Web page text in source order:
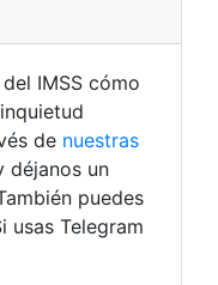
IMSS cómo
de nuestras
déjanos un
puedes
usas Telegram